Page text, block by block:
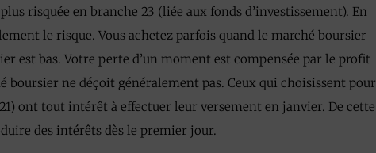
risquée en branche 23 (liée aux fonds d’investissement). En
le risque. Vous achetez parfois quand le marché boursier
est bas. Votre perte d’un moment est compensée par le profit
boursier ne déçoit généralement pas. Ceux qui choisissent pour
ont tout intérêt à effectuer leur versement en janvier. De cette
des intérêts dès le premier jour.